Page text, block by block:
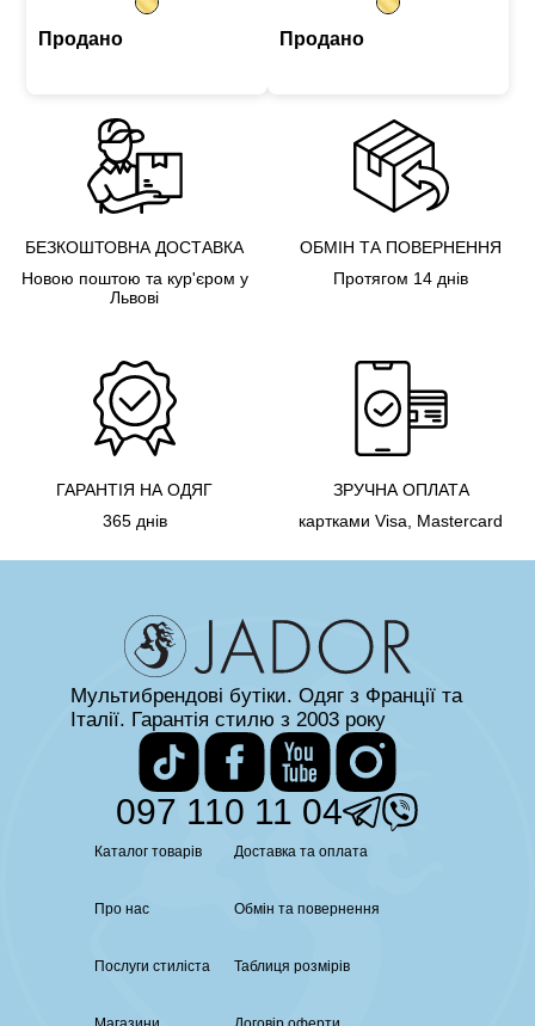
Продано Продано
БЕЗКОШТОВНА ДОСТАВКА
Новою поштою та кур'єром у
Львові
ОБМІН ТА ПОВЕРНЕННЯ
Протягом 14 днів
ГАРАНТІЯ НА ОДЯГ
365 днів
ЗРУЧНА ОПЛАТА
картками Visa, Mastercard
Мультибрендові бутіки. Одяг з Франції та
Італії. Гарантія стилю з 2003 року
097 110 11 04
Каталог товарів
Про нас
Послуги стиліста
Доставка та оплата
Обмін та повернення
Таблиця розмірів